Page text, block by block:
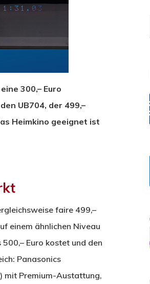
300,– Euro
UB704, der 499,–
Heimkino geeignet ist
faire 499,–
einem ähnlichen Niveau
Euro kostet und den
Panasonics
mit Premium-Austattung,